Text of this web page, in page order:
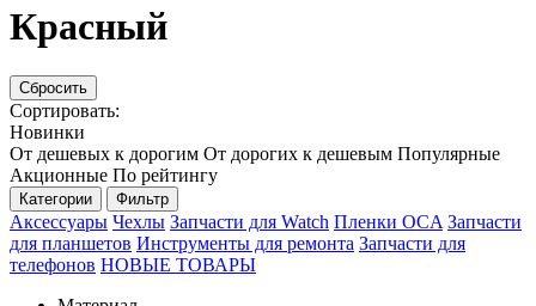
Красный
Сбросить
Сортировать:
Новинки
От дешевых к дорогим От дорогих к дешевым Популярные
Акционные По рейтингу
Категории Фильтр
Аксессуары Чехлы Запчасти для Watch Пленки OCA Запчасти
для планшетов Инструменты для ремонта Запчасти для
телефонов НОВЫЕ ТОВАРЫ